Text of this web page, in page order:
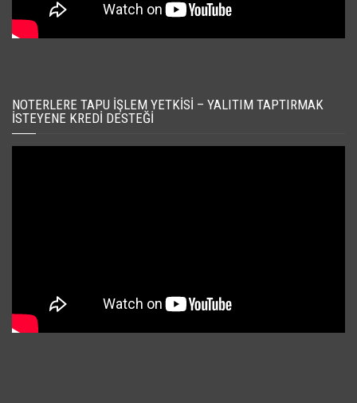
NOTERLERE TAPU İŞLEM YETKISI – YALITIM TAPTIRMAK
İSTEYENE KREDI DESTEĞI